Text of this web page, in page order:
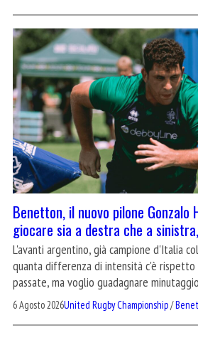
Benetton, il nuovo pilone Gonzalo
giocare sia a destra che a
L'avanti argentino, già campione d'Italia
quanta differenza di intensità c'è
passate, ma voglio guadagnare
6 Agosto 2026United Rugby Championship/